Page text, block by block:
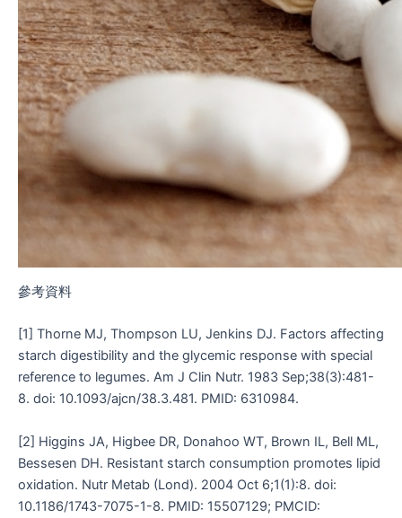
參考資料
[1] Thorne MJ, Thompson LU, Jenkins DJ. Factors affecting
starch digestibility and the glycemic response with special
reference to legumes. Am J Clin Nutr. 1983 Sep;38(3):481-
8. doi: 10.1093/ajcn/38.3.481. PMID: 6310984.
[2] Higgins JA, Higbee DR, Donahoo WT, Brown IL, Bell ML,
Bessesen DH. Resistant starch consumption promotes lipid
oxidation. Nutr Metab (Lond). 2004 Oct 6;1(1):8. doi:
10.1186/1743-7075-1-8. PMID: 15507129; PMCID: